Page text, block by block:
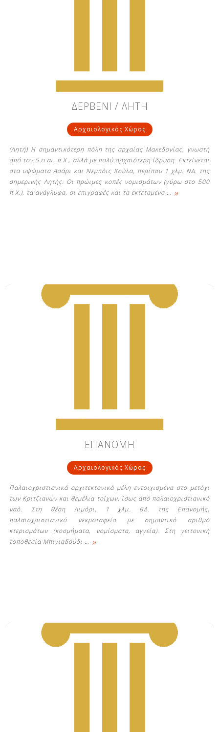
ΔΕΡΒΕΝΙ / ΛΗΤΗ
Αρχαιολογικός Χώρος
(Λητή) Η σημαντικότερη πόλη της αρχαίας Μακεδονίας, γνωστή
από τον 5 ο αι. π.Χ., αλλά με πολύ αρχαιότερη ίδρυση. Εκτείνεται
στα υψώματα Ασάρι και Νεμπόις Κούλα, περίπου 1 χλμ. ΝΔ. της
σημερινής Λητής. Οι πρώιμες κοπές νομισμάτων (γύρω στο 500
π.Χ.), τα ανάγλυφα, οι επιγραφές και τα εκτεταμένα … »
ΕΠΑΝΟΜΗ
Αρχαιολογικός Χώρος
Παλαιοχριστιανικά αρχιτεκτονικά μέλη εντοιχισμένα στο μετόχι
των Κριτζιανών και θεμέλια τοίχων, ίσως από παλαιοχριστιανικό
ναό. Στη θέση Λιμόρι, 1 χλμ. ΒΔ. της Επανομής,
παλαιοχριστιανικό νεκροταφείο με σημαντικό αριθμό
κτερισμάτων (κοσμήματα, νομίσματα, αγγεία). Στη γειτονική
τοποθεσία Μπιγιαδούδι … »